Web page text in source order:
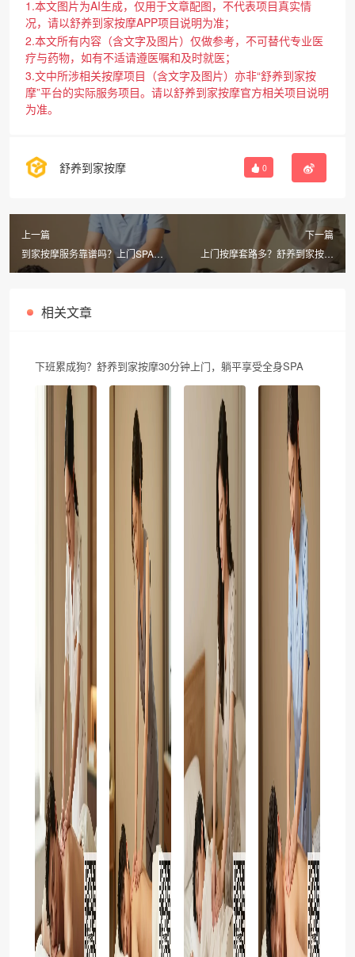
1.本文图片为AI生成，仅用于文章配图，不代表项目真实情
况，请以舒养到家按摩APP项目说明为准；
2.本文所有内容（含文字及图片）仅做参考，不可替代专业医
疗与药物，如有不适请遵医嘱和及时就医；
3.文中所涉相关按摩项目（含文字及图片）亦非“舒养到家按
摩”平台的实际服务项目。请以舒养到家按摩官方相关项目说明
为准。
舒养到家按摩 0
上一篇
到家按摩服务靠谱吗？上门SPA是
正规的还是不正规的？
下一篇
上门按摩套路多？舒养到家按摩
APP教你如何避坑！同城按摩哪家
相关文章
下班累成狗？舒养到家按摩30分钟上门，躺平享受全身SPA